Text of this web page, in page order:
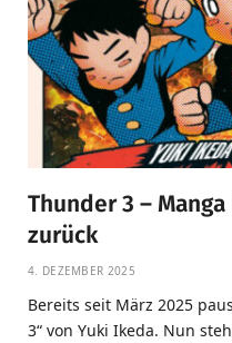
Thunder 3 –
zurück
4. DEZEMBER 2025
Bereits seit März 2025
3“ von Yuki Ikeda. Nun